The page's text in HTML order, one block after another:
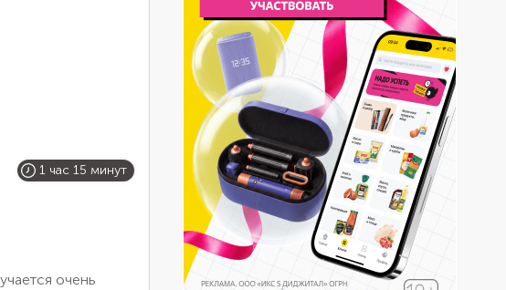
1 час 15 минут
очень